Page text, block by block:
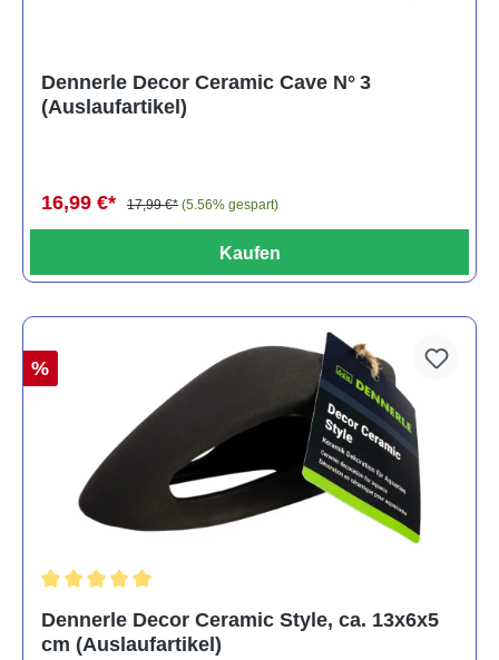
Dennerle Decor Ceramic Cave N° 3
(Auslaufartikel)
16,99 €* 17,99 €* (5.56% gespart)
Kaufen
%
Dennerle Decor Ceramic Style, ca. 13x6x5
cm (Auslaufartikel)